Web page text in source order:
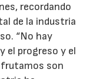
recordando
de la industria
“No hay
el progreso y el
son